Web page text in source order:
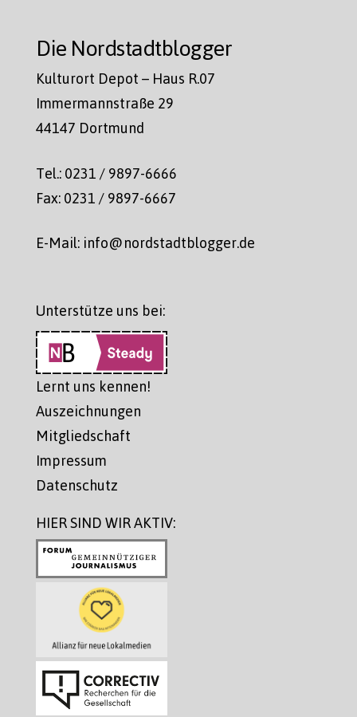
Die Nordstadtblogger
Kulturort Depot – Haus R.07
Immermannstraße 29
44147 Dortmund
Tel.: 0231 / 9897-6666
Fax: 0231 / 9897-6667
E-Mail: info@nordstadtblogger.de
Unterstütze uns bei:
Lernt uns kennen!
Auszeichnungen
Mitgliedschaft
Impressum
Datenschutz
HIER SIND WIR AKTIV: